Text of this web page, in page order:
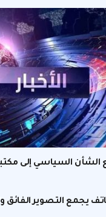
الشأن السياسي إلى